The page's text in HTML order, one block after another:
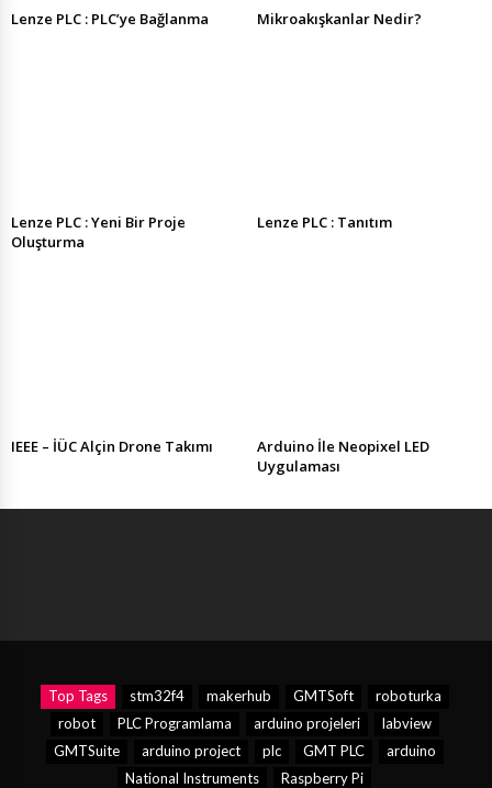
Lenze PLC : PLC’ye Bağlanma Mikroakışkanlar Nedir?
Lenze PLC : Yeni Bir Proje
Oluşturma
Lenze PLC : Tanıtım
IEEE – İÜC Alçin Drone Takımı
Arduino İle Neopixel LED
Uygulaması
Top Tags stm32f4 makerhub GMTSoft
roboturka
robot
PLC Programlama arduino projeleri
labview
GMTSuite
arduino project plc GMT PLC
arduino
National Instruments
Raspberry Pi